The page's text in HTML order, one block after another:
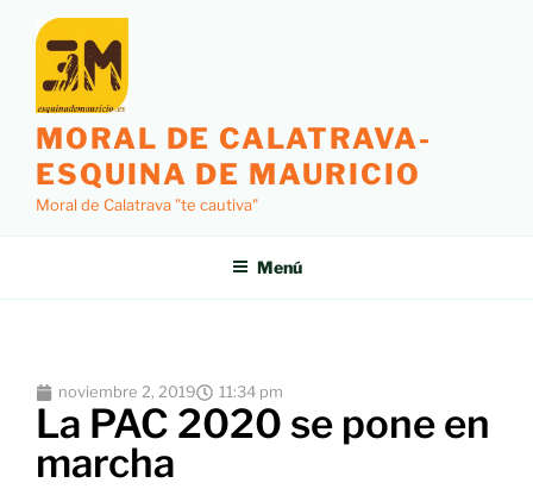
MORAL DE CALATRAVA-
ESQUINA DE MAURICIO
Moral de Calatrava "te cautiva"
Menú
noviembre 2, 2019 11:34 pm
La PAC 2020 se pone en
marcha